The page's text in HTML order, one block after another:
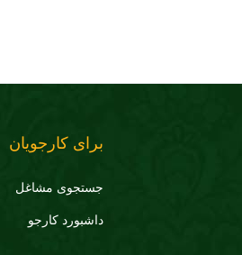
برای کارجویان
جستجوی مشاغل
داشبورد کارجو